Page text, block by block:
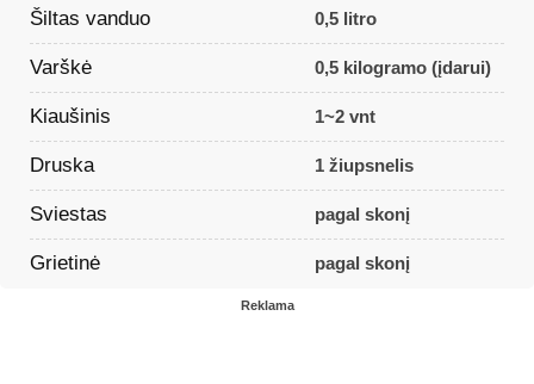
Šiltas vanduo 0,5 litro
Varškė 0,5 kilogramo (įdarui)
Kiaušinis 1~2 vnt
Druska 1 žiupsnelis
Sviestas pagal skonį
Grietinė pagal skonį
Reklama